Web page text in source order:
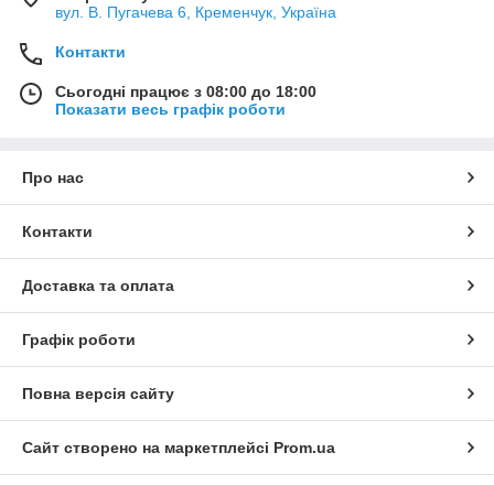
вул. В. Пугачева 6, Кременчук, Україна
Контакти
Сьогодні працює з 08:00 до 18:00
Показати весь графік роботи
Про нас
Контакти
Доставка та оплата
Графік роботи
Повна версія сайту
Сайт створено на маркетплейсі Prom.ua